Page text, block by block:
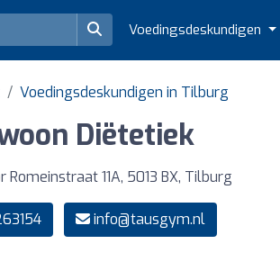
Voedingsdeskundigen
Voedingsdeskundigen in Tilburg
Diëtetiek
Romeinstraat 11A, 5013 BX, Tilburg
info@tausgym.nl